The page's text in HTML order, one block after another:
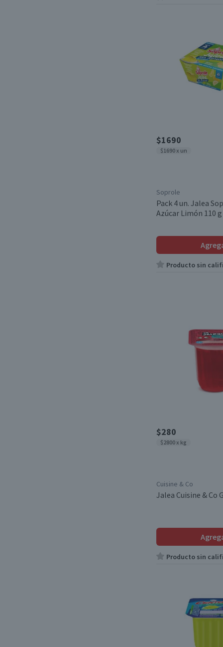
$1690
$1690 x un
Soprole
Pack 4 un. Jalea
Azúcar Limón 110 g
Producto sin
$280
$2800 x kg
Cuisine & Co
Jalea Cuisine & Co
Producto sin